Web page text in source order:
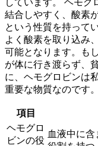
しています。 ヘモグ
結合しやすく、酸素
という性質を持って
よく酸素を取り込み
可能となります。も
が体に行き渡らず、
に、ヘモグロビンは
重要な物質なのです。
項目
ヘモグロ
ビンの役
血液中に